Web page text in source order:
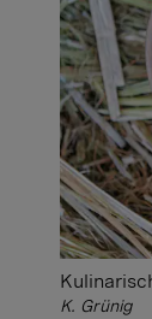
K. Grünig